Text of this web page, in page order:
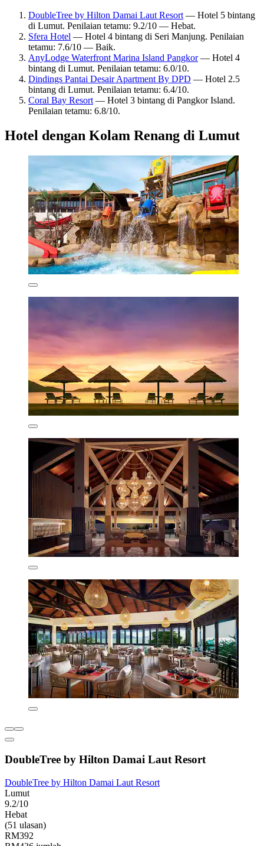
DoubleTree by Hilton Damai Laut Resort — Hotel 5 bintang
di Lumut. Penilaian tetamu: 9.2/10 — Hebat.
Sfera Hotel — Hotel 4 bintang di Seri Manjung. Penilaian
tetamu: 7.6/10 — Baik.
AnyLodge Waterfront Marina Island Pangkor— Hotel 4
bintang di Lumut. Penilaian tetamu: 6.0/10.
Dindings Pantai Desair Apartment By DPD — Hotel 2.5
bintang di Lumut. Penilaian tetamu: 6.4/10.
Coral Bay Resort — Hotel 3 bintang di Pangkor Island.
Penilaian tetamu: 6.8/10.
Hotel dengan Kolam Renang di Lumut
DoubleTree by Hilton Damai Laut Resort
DoubleTree by Hilton Damai Laut Resort
Lumut
9.2/10
Hebat
(51 ulasan)
RM392